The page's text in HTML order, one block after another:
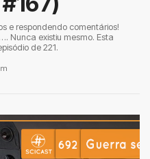
e respondendo comentários!
Nunca existiu mesmo. Esta
de 221.